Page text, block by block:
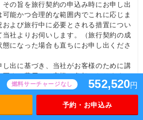
燃料サーチャージなし 552,520円
予約・お申込み
の旨を旅行契約の申込み時にお申し出
可能かつ合理的な範囲内でこれに応じま
および旅行中に必要とされる措置につい
当社よりお伺いします。（旅行契約の成
態になった場合も直ちにお申し出くださ
し出に基づき、当社がお客様のために講
要する費用はお客様の負担となります。
利用機関などの状況を踏まえて旅行が安
するために、介助される方または同伴さ
的機関や利用機関の求めによる医師の診
の提出、コースの一部について内容を変